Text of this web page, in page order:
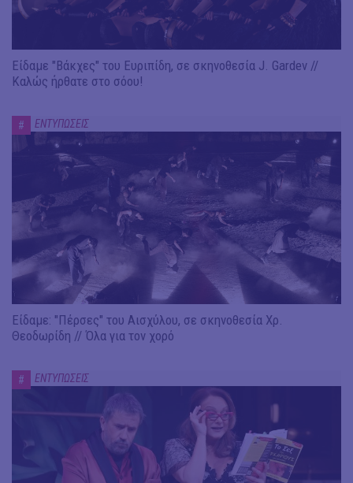
Είδαμε "Βάκχες" του Ευριπίδη, σε σκηνοθεσία J. Gardev //
Καλώς ήρθατε στο σόου!
# ΕΝΤΥΠΩΣΕΙΣ
Είδαμε: "Πέρσες" του Αισχύλου, σε σκηνοθεσία Χρ.
Θεοδωρίδη // Όλα για τον χορό
# ΕΝΤΥΠΩΣΕΙΣ